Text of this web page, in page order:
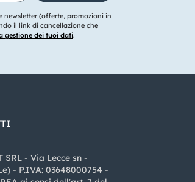
newsletter (offerte, promozioni in
il link di cancellazione che
gestione dei tuoi dati.
SRL - Via Lecce sn -
- P.IVA: 03648000754 -